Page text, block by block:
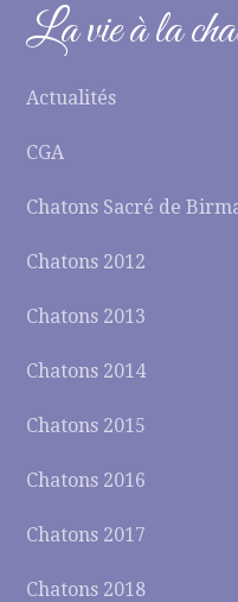
La vie à la
Actualités
CGA
Chatons Sacré de
Chatons 2012
Chatons 2013
Chatons 2014
Chatons 2015
Chatons 2016
Chatons 2017
Chatons 2018